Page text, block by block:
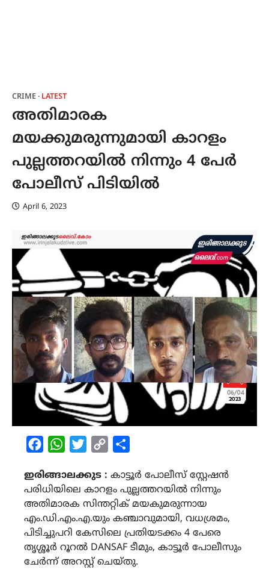
CRIME LATEST
അതിമാരക
മയക്കുമരുന്നുമായി കാറളം
പുല്ലത്തറയിൽ നിന്നും 4 പേർ
പോലീസ് പിടിയിൽ
April 6, 2023
FacebookWhatsAppTwitterCopy
ഇരിങ്ങാലക്കുട : കാട്ടൂർ പോലീസ് സ്റ്റേഷൻ
പരിധിയിലെ കാറളം പുല്ലത്തറയിൽ നിന്നും
അതിമാരക സിന്തറ്റിക് മയകുമരുന്നായ
എം.ഡി.എം.എ.യും കഞ്ചാവുമായി, വധശ്രമം,
പിടിച്ചുപറി കേസിലെ പ്രതിയടക്കം 4 പേരെ
തൃശ്ശൂർ റൂറൽ DANSAF ടീമും, കാട്ടൂർ പോലീസും
ചേർന്ന് അറസ്റ്റ് ചെയ്തു.